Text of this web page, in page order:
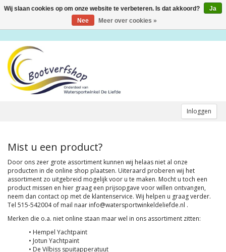
Inloggen
Toggle
Mist u een product?
Door ons zeer grote assortiment kunnen wij helaas niet al onze
producten in de online shop plaatsen. Uiteraard proberen wij het
assortiment zo uitgebreid mogelijk voor u te maken. Mocht u toch een
product missen en hier graag een prijsopgave voor willen ontvangen,
neem dan contact op met de klantenservice. Wij helpen u graag verder.
Tel 515-542004 of mail naar info@watersportwinkeldeliefde.nl .
Merken die o.a. niet online staan maar wel in ons assortiment zitten:
• Hempel Yachtpaint
• Jotun Yachtpaint
• De Vilbiss spuitapperatuut
Wij slaan cookies op om onze website te verbeteren. Is dat akkoord?
Ja
Nee
Meer over cookies »